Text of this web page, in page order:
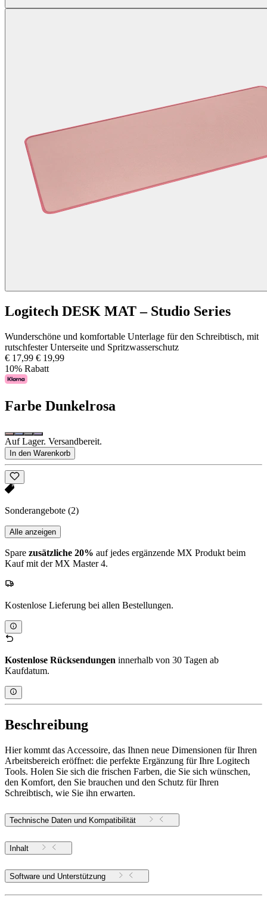
Logitech DESK MAT – Studio Series
Wunderschöne und komfortable Unterlage für den Schreibtisch, mit
rutschfester Unterseite und Spritzwasserschutz
€ 17,99 € 19,99
10% Rabatt
Farbe Dunkelrosa
Auf Lager. Versandbereit.
In den Warenkorb
Sonderangebote (2)
Alle anzeigen
Spare zusätzliche 20% auf jedes ergänzende MX Produkt beim
Kauf mit der MX Master 4.
Kostenlose Lieferung bei allen Bestellungen.
Kostenlose Rücksendungen innerhalb von 30 Tagen ab
Kaufdatum.
Beschreibung
Hier kommt das Accessoire, das Ihnen neue Dimensionen für Ihren
Arbeitsbereich eröffnet: die perfekte Ergänzung für Ihre Logitech
Tools. Holen Sie sich die frischen Farben, die Sie sich wünschen,
den Komfort, den Sie brauchen und den Schutz für Ihren
Schreibtisch, wie Sie ihn erwarten.
Technische Daten und Kompatibilität
Inhalt
Software und Unterstützung